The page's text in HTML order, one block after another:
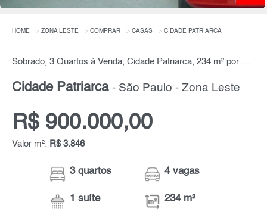
HOME ZONA LESTE COMPRAR CASAS CIDADE PATRIARCA
Sobrado, 3 Quartos à Venda, Cidade Patriarca, 234 m² por R$ 900.000,00
Cidade Patriarca - São Paulo - Zona Leste
R$ 900.000,00
Valor m²: R$ 3.846
3 quartos
1 suíte
4 vagas
234 m²